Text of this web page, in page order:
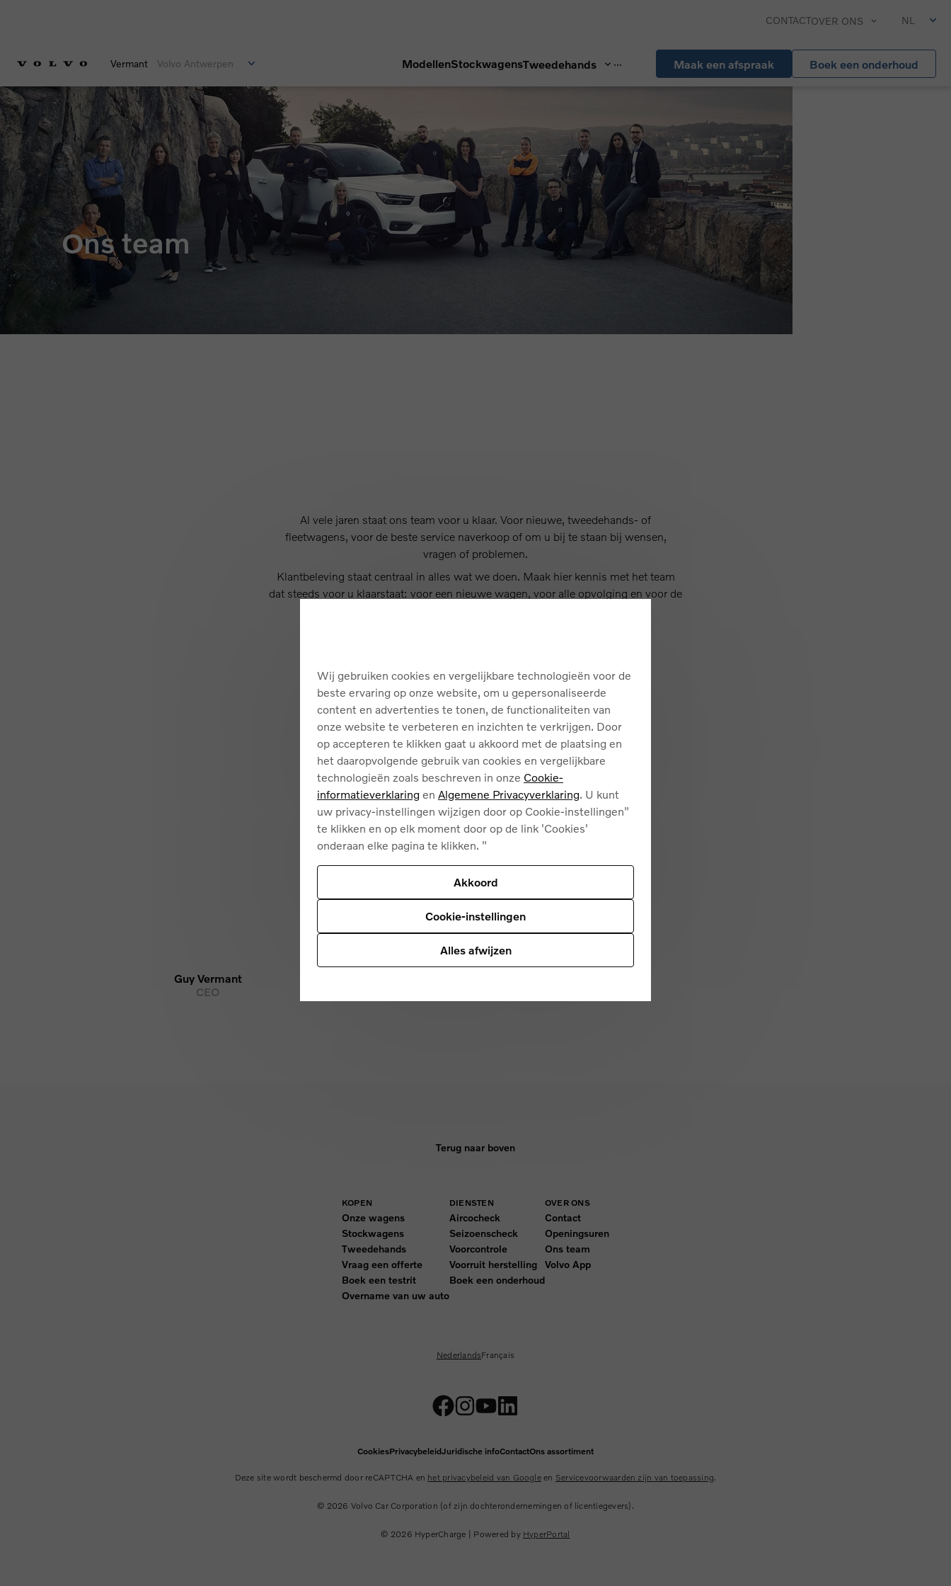
CONTACTOVER ONS NL
Vermant Volvo Antwerpen ModellenStockwagensTweedehands Maak een afspraak Boek een onderhoud
Ons team
Al vele jaren staat ons team voor u klaar. Voor nieuwe, tweedehands- of
fleetwagens, voor de beste service naverkoop of om u bij te staan bij wensen,
vragen of problemen.
Klantbeleving staat centraal in alles wat we doen. Maak hier kennis met het team
dat steeds voor u klaarstaat: voor een nieuwe wagen, voor alle opvolging en voor de
Uw Volvo-team Volvo Antwerpen
CEO(1 )
guy@vermant.be
Guy Vermant
CEO
Terug naar boven
KOPEN
Onze wagens
Stockwagens
Tweedehands
Vraag een offerte
Boek een testrit
Overname van uw auto
DIENSTEN
Aircocheck
Seizoenscheck
Voorcontrole
Voorruit herstelling
Boek een onderhoud
OVER ONS
Contact
Openingsuren
Ons team
Volvo App
NederlandsFrançais
CookiesPrivacybeleidJuridische infoContactOns assortiment
Deze site wordt beschermd door reCAPTCHA en het privacybeleid van Googleen Servicevoorwaarden zijn van toepassing.
© 2026 Volvo Car Corporation (of zijn dochterondernemingen of licentiegevers).
© 2026 HyperCharge | Powered by HyperPortal
Wij gebruiken cookies en vergelijkbare technologieën voor de
beste ervaring op onze website, om u gepersonaliseerde
content en advertenties te tonen, de functionaliteiten van
onze website te verbeteren en inzichten te verkrijgen. Door
op accepteren te klikken gaat u akkoord met de plaatsing en
het daaropvolgende gebruik van cookies en vergelijkbare
technologieën zoals beschreven in onze Cookie-
informatieverklaring en Algemene Privacyverklaring. U kunt
uw privacy-instellingen wijzigen door op Cookie-instellingen"
te klikken en op elk moment door op de link 'Cookies'
onderaan elke pagina te klikken. "
Akkoord
Cookie-instellingen
Alles afwijzen